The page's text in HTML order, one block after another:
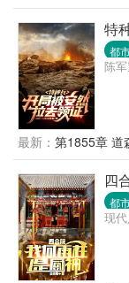
特
都
陈
最新： 第1855章 道
四
都
现